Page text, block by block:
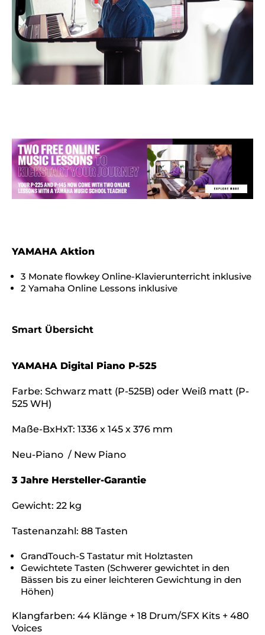
YAMAHA Aktion
3 Monate flowkey Online-Klavierunterricht inklusive
2 Yamaha Online Lessons inklusive
Smart Übersicht
YAMAHA Digital Piano P-525
Farbe: Schwarz matt (P-525B) oder Weiß matt (P-
525 WH)
Maße-BxHxT: 1336 x 145 x 376 mm
Neu-Piano / New Piano
3 Jahre Hersteller-Garantie
Gewicht: 22 kg
Tastenanzahl: 88 Tasten
GrandTouch-S Tastatur mit Holztasten
Gewichtete Tasten (Schwerer gewichtet in den
Bässen bis zu einer leichteren Gewichtung in den
Höhen)
Klangfarben: 44 Klänge + 18 Drum/SFX Kits + 480
Voices